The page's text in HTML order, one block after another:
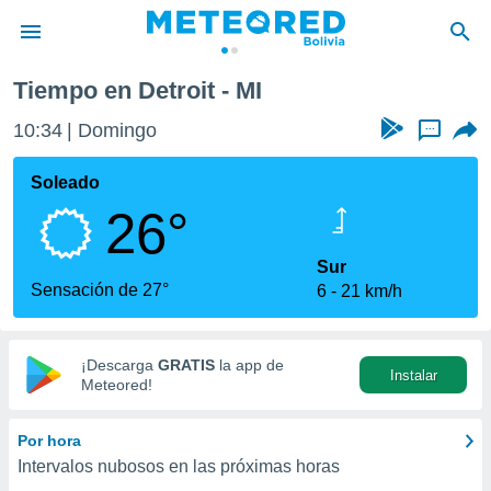
de
ha
calidad.
a este
las
y
digital
basada
Tiempo en Detroit - MI
10:34 Domingo ...
Soleado
26°
Sensación de 27°
Sur
6
21 km/h
¡Descarga GRATIS la app de
Meteored!
Instalar
Por hora
Intervalos nubosos en las próximas horas